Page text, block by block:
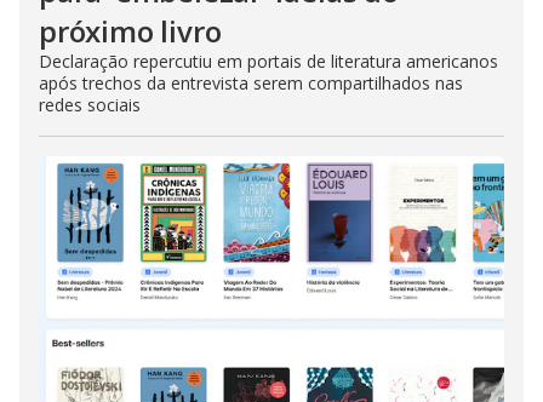
próximo livro
Declaração repercutiu em portais de literatura americanos
após trechos da entrevista serem compartilhados nas
redes sociais